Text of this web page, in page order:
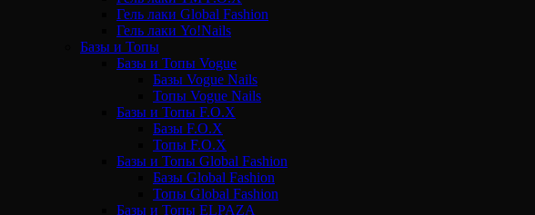
Гель лаки Global Fashion
Гель лаки Yo!Nails
Базы и Топы
Базы и Топы Vogue
Базы Vogue Nails
Топы Vogue Nails
Базы и Топы F.O.X
Базы F.O.X
Топы F.O.X
Базы и Топы Global Fashion
Базы Global Fashion
Топы Global Fashion
Базы и Топы ELPAZA